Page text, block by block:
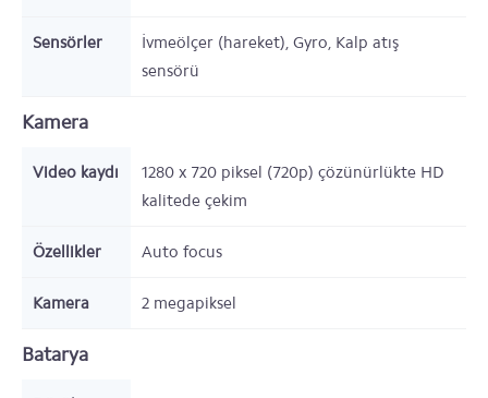
Sensörler
İvmeölçer (hareket), Gyro, Kalp atış
sensörü
Kamera
Video kaydı
1280 x 720 piksel (720p) çözünürlükte HD
kalitede çekim
Özellikler Auto focus
Kamera 2 megapiksel
Batarya